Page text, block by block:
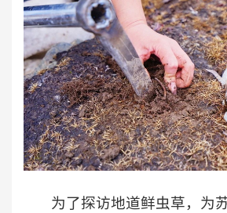
为了探访地道鲜虫草，为